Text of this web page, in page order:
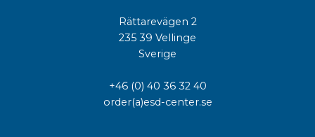
Rättarevägen 2
235 39 Vellinge
Sverige
+46 (0) 40 36 32 40
order(a)esd-center.se